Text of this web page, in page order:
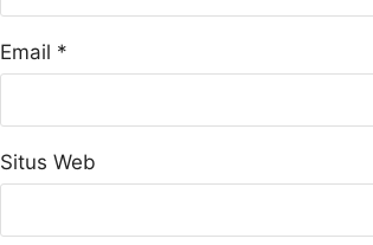
Email *
Situs Web